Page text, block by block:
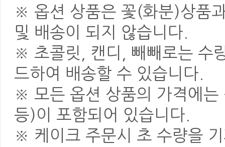
※ 옵션 상품은 꽃(화분)상품
및 배송이 되지 않습니다.
※ 초콜릿, 캔디, 빼빼로는 수
드하여 배송할 수 있습니다.
※ 모든 옵션 상품의 가격에는
등)이 포함되어 있습니다.
※ 케이크 주문시 초 수량을